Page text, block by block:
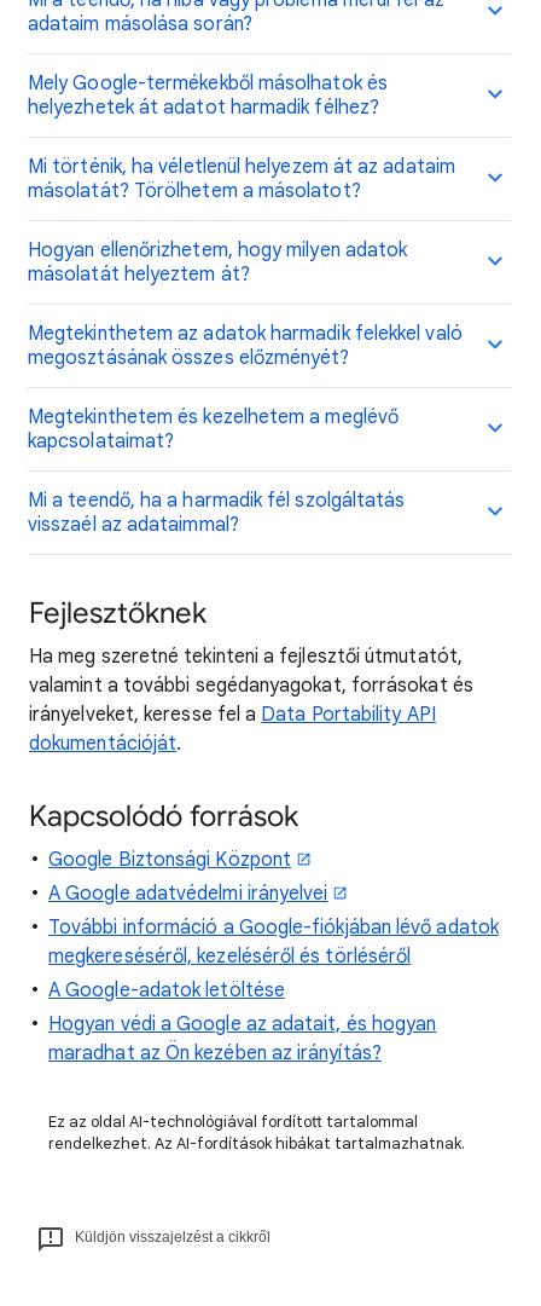
adataim másolása során?
Mely Google-termékekből másolhatok és
helyezhetek át adatot harmadik félhez?
Mi történik, ha véletlenül helyezem át az adataim
másolatát? Törölhetem a másolatot?
Hogyan ellenőrizhetem, hogy milyen adatok
másolatát helyeztem át?
Megtekinthetem az adatok harmadik felekkel való
megosztásának összes előzményét?
Megtekinthetem és kezelhetem a meglévő
kapcsolataimat?
Mi a teendő, ha a harmadik fél szolgáltatás
visszaél az adataimmal?
Fejlesztőknek
Ha meg szeretné tekinteni a fejlesztői útmutatót,
valamint a további segédanyagokat, forrásokat és
irányelveket, keresse fel a Data Portability API
dokumentációját.
Kapcsolódó források
Google Biztonsági Központ
A Google adatvédelmi irányelvei
További információ a Google-fiókjában lévő adatok
megkereséséről, kezeléséről és törléséről
A Google-adatok letöltése
Hogyan védi a Google az adatait, és hogyan
maradhat az Ön kezében az irányítás?
Ez az oldal AI-technológiával fordított tartalommal
rendelkezhet. Az AI-fordítások hibákat tartalmazhatnak.
Küldjön visszajelzést a cikkről